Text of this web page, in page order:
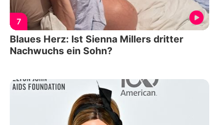
7
Blaues Herz: Ist Sienna Millers dritter
Nachwuchs ein Sohn?